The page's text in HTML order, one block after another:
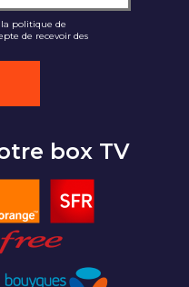
politique de
de recevoir des
box TV